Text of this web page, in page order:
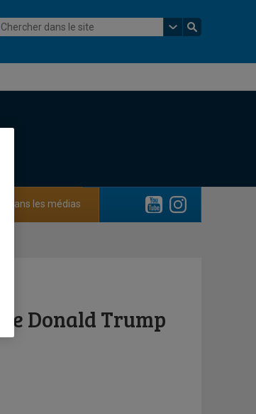
Dans les médias
Donald Trump